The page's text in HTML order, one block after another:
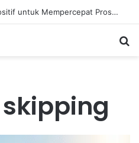
Memperkuat Kebiasaan Positif untuk Mempercepat Proses Pemulihan Mental Anda